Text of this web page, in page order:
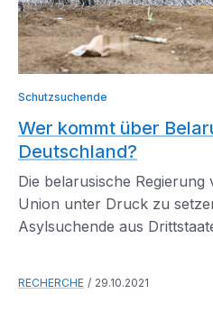
Schutzsuchende
Wer kommt über
Deutschland?
Die belarusische
Union unter Druck zu
Asylsuchende aus
RECHERCHE 29.10.2021